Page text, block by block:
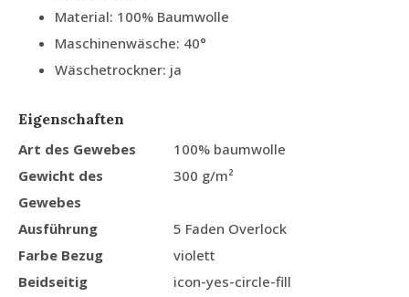
Material: 100% Baumwolle
Maschinenwäsche: 40°
Wäschetrockner: ja
Eigenschaften
Art des Gewebes
100% baumwolle
Gewicht des
Gewebes
300 g/m²
Ausführung
5 Faden Overlock
Farbe Bezug
violett
Beidseitig
icon-yes-circle-fill